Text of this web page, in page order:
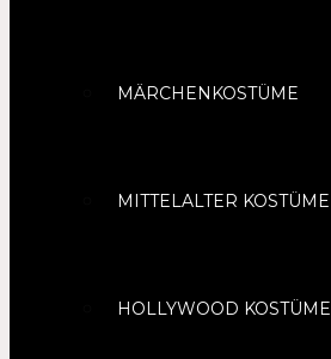
MÄRCHENKOSTÜME
MITTELALTER KOSTÜME
HOLLYWOOD KOSTÜME